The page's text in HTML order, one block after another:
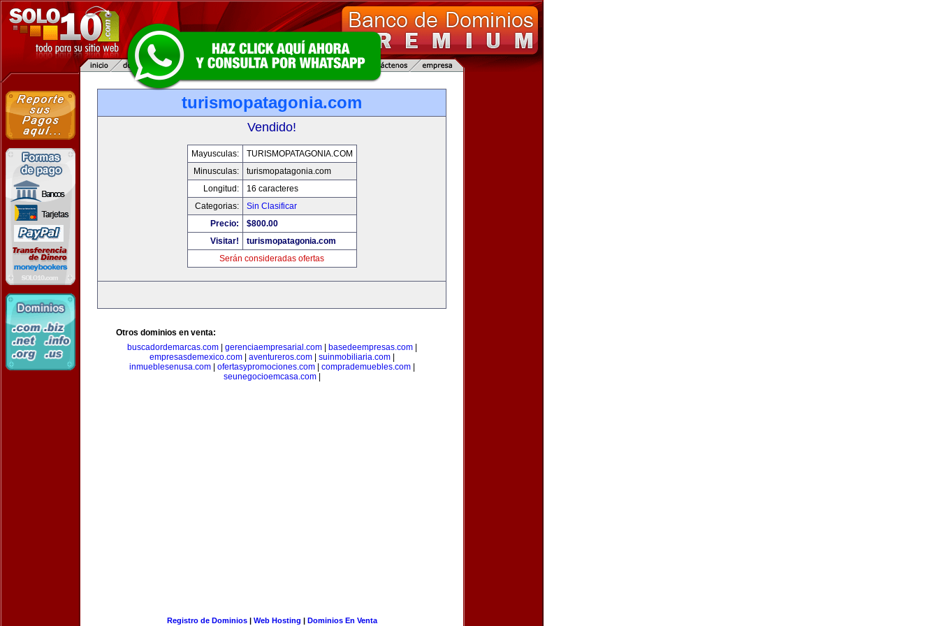
turismopatagonia.com
Vendido!
Mayusculas:
TURISMOPATAGONIA.COM
Minusculas:
turismopatagonia.com
Longitud:
16 caracteres
Categorias:
Sin Clasificar
Precio:
$800.00
Visitar!
turismopatagonia.com
Serán consideradas ofertas
Otros dominios en venta:
buscadordemarcas.com| gerenciaempresarial.com| basedeempresas.com|
empresasdemexico.com| aventureros.com| suinmobiliaria.com|
inmueblesenusa.com| ofertasypromociones.com| comprademuebles.com|
seunegocioemcasa.com|
Registro de Dominios| Web Hosting | Dominios En Venta